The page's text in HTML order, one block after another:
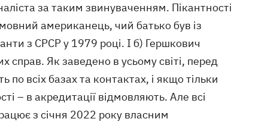
за таким звинуваченням. Пікантності
американець, чий батько був із
з СРСР у 1979 році. І б) Гершкович
справ. Як заведено в усьому світі, перед
всіх базах та контактах, і якщо тільки
– в акредитації відмовляють. Але всі
з січня 2022 року власним